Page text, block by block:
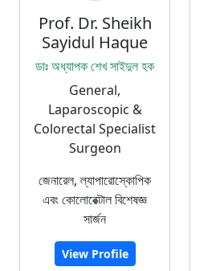
Prof. Dr. Sheikh
Sayidul Haque
ডাঃ অধ্যাপক শেখ সাইদুল হক
General,
Laparoscopic &
Colorectal Specialist
Surgeon
জেনারেল, ল্যাপারোস্কোপিক
এবং কোলোরেক্টাল বিশেষজ্ঞ
সার্জন
View Profile